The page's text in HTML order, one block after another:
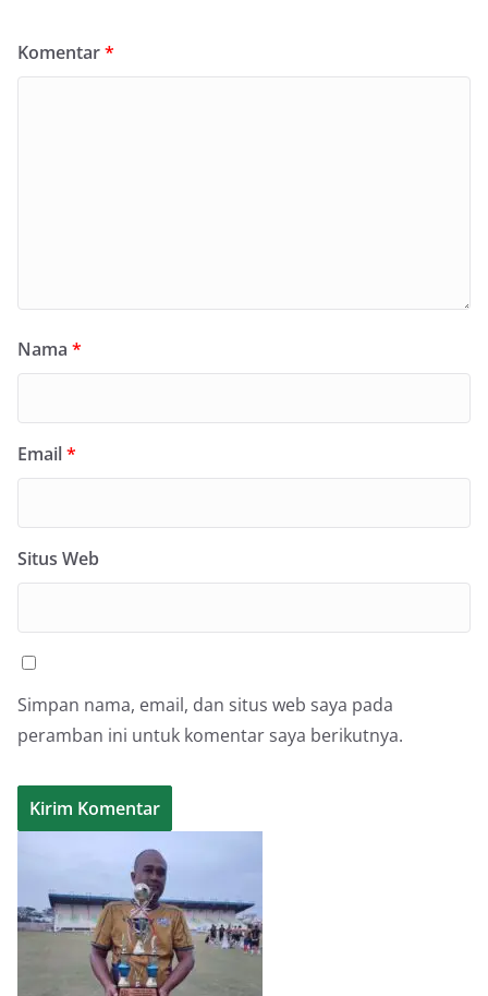
Komentar*
Nama *
Email*
Situs Web
Simpan nama, email, dan situs web saya pada
peramban ini untuk komentar saya berikutnya.